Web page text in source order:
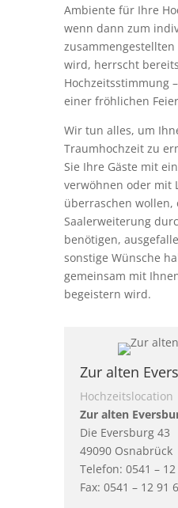
Ambiente für Ihre
wenn dann zum
wird, herrscht
Hochzeitsstimmung
einer fröhlichen
Wir tun alles, um
Traumhochzeit zu
Sie Ihre Gäste mit
verwöhnen oder mit
überraschen wollen,
Saalerweiterung
benötigen,
sonstige Wünsche
gemeinsam mit
begeistern wird.
Zur alten
Hochzeitslocation
Zur alten
Die Eversburg 43
49090 Osnabrück
Telefon: 0541 –
Fax: 0541 – 12 91